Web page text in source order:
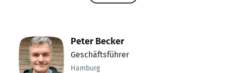
Peter Becker
Geschäftsführer
Hamburg